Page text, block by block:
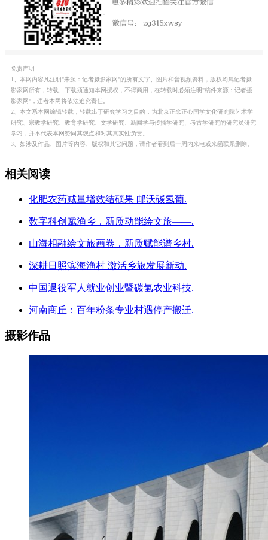
免责声明
1、本网内容凡注明"来源：记者摄影家网"的所有文字、图片和音视频资料，版权均属记者摄
影家网所有，转载、下载须通知本网授权，不得商用，在转载时必须注明"稿件来源：记者摄
影家网"，违者本网将依法追究责任。
2、本文系本网编辑转载，转载出于研究学习之目的，为北京正念正心国学文化研究院艺术学
研究、宗教学研究、教育学研究、文学研究、新闻学与传播学研究、考古学研究的研究员研究
学习，并不代表本网赞同其观点和对其真实性负责。
3、如涉及作品、图片等内容、版权和其它问题，请作者看到后一周内来电或来函联系删除。
相关阅读
化肥农药减量增效结硕果 邮沃碳氢葡.
数字科创赋渔乡，新质动能绘文旅——.
山海相融绘文旅画卷，新质赋能谱乡村.
深耕日照滨海渔村 激活乡旅发展新动.
中国退役军人就业创业暨碳氢农业科技.
河南商丘：百年粉条专业村遇停产搬迁.
摄影作品